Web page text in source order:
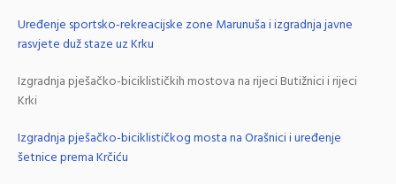
Uređenje sportsko-rekreacijske zone Marunuša i izgradnja javne
rasvjete duž staze uz Krku
Izgradnja pješačko-biciklističkih mostova na rijeci Butižnici i rijeci
Krki
Izgradnja pješačko-biciklističkog mosta na Orašnici i uređenje
šetnice prema Krčiću